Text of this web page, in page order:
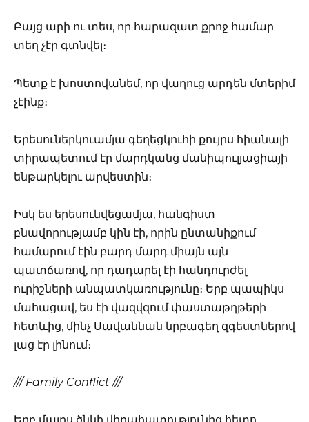
Բայց արի ու տես, որ հարազատ քրոջ համար
տեղ չէր գտնվել։
Պետք է խոստովանեմ, որ վաղուց արդեն մտերիմ
չէինք։
Երեսուներկուամյա գեղեցկուհի քույրս հիանալի
տիրապետում էր մարդկանց մանիպուլյացիայի
ենթարկելու արվեստին։
Իսկ ես երեսունվեցամյա, հանգիստ
բնավորությամբ կին էի, որին ընտանիքում
համարում էին բարդ մարդ միայն այն
պատճառով, որ դադարել էի հանդուրժել
ուրիշների անպատկառությունը։ Երբ պապիկս
մահացավ, ես էի վազվզում փաստաթղթերի
հետևից, մինչ Սավաննան նրբագեղ զգեստներով
լաց էր լինում։
/// Family Conflict ///